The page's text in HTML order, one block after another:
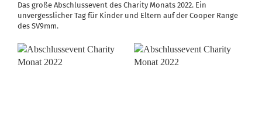
Das große Abschlussevent des Charity Monats 2022. Ein
unvergesslicher Tag für Kinder und Eltern auf der Cooper Range
des SV9mm.